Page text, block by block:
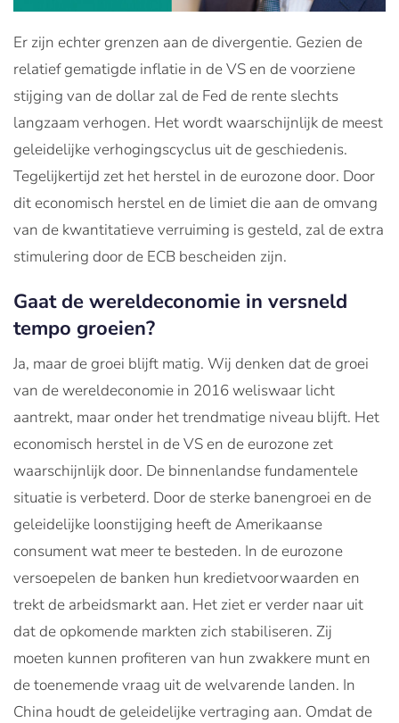
Er zijn echter grenzen aan de divergentie. Gezien de
relatief gematigde inflatie in de VS en de voorziene
stijging van de dollar zal de Fed de rente slechts
langzaam verhogen. Het wordt waarschijnlijk de meest
geleidelijke verhogingscyclus uit de geschiedenis.
Tegelijkertijd zet het herstel in de eurozone door. Door
dit economisch herstel en de limiet die aan de omvang
van de kwantitatieve verruiming is gesteld, zal de extra
stimulering door de ECB bescheiden zijn.
Gaat de wereldeconomie in versneld
tempo groeien?
Ja, maar de groei blijft matig. Wij denken dat de groei
van de wereldeconomie in 2016 weliswaar licht
aantrekt, maar onder het trendmatige niveau blijft. Het
economisch herstel in de VS en de eurozone zet
waarschijnlijk door. De binnenlandse fundamentele
situatie is verbeterd. Door de sterke banengroei en de
geleidelijke loonstijging heeft de Amerikaanse
consument wat meer te besteden. In de eurozone
versoepelen de banken hun kredietvoorwaarden en
trekt de arbeidsmarkt aan. Het ziet er verder naar uit
dat de opkomende markten zich stabiliseren. Zij
moeten kunnen profiteren van hun zwakkere munt en
de toenemende vraag uit de welvarende landen. In
China houdt de geleidelijke vertraging aan. Omdat de